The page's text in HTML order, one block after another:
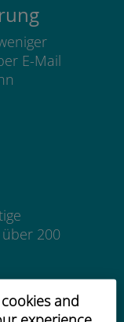
and
E-Mail
200